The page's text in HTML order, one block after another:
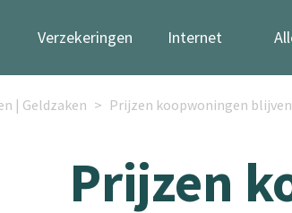
Verzekeringen Internet
| Geldzaken Prijzen koopwoningen
Prijzen